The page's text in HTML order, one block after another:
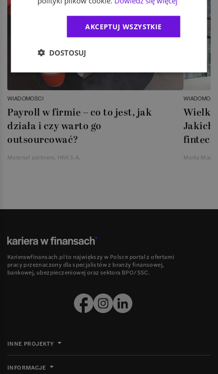
WIADOMOŚCI
Payroll w firmie – co to jest, jak
działa i czy warto go
outsourcować?
Materiał partnera, HRK S.A.
Jakich
Marta
Karierawfinansach.pl to największy w Polsce portal z ofertami
pracy przeznaczony dla specjalistów z branży finansowej,
bankowej, ubezpieczeniowej oraz sektora BPO/SSC.
INNE PROJEKTY
INFORMACJE
AKCEPTUJ WSZYSTKIE
DOSTOSUJ